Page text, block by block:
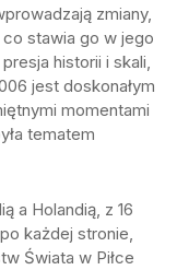
zmiany,
stawia go w jego
historii i skali,
jest doskonałym
momentami
tematem
a Holandią, z 16
każdej stronie,
Świata w Piłce